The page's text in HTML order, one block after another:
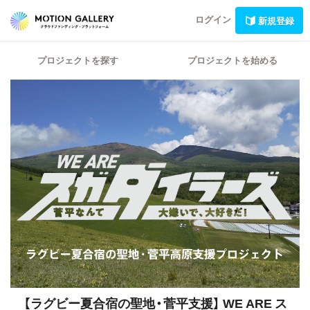
ログイン 新規登録
プロジェクトを探す プロジェクトを始める
【ラグビー夏合宿の聖地・菅平支援】 WE ARE ス